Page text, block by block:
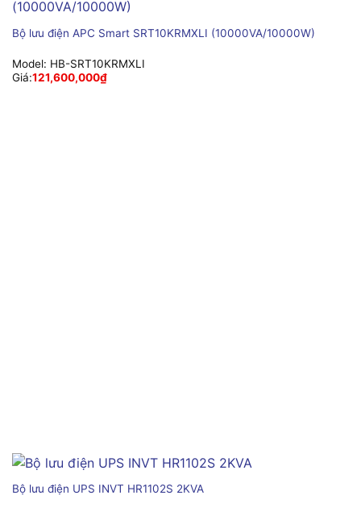
Bộ lưu điện APC Smart SRT10KRMXLI (10000VA/10000W)
Model: HB-SRT10KRMXLI
Giá:121,600,000₫
Bộ lưu điện UPS INVT HR1102S 2KVA